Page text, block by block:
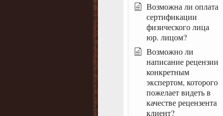
Возможна ли оплата
сертификации
физического лица
юр. лицом?
Возможно ли
написание рецензии
конкретным
экспертом, которого
пожелает видеть в
качестве рецензента
клиент?